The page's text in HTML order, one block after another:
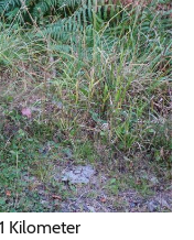
Kilometer